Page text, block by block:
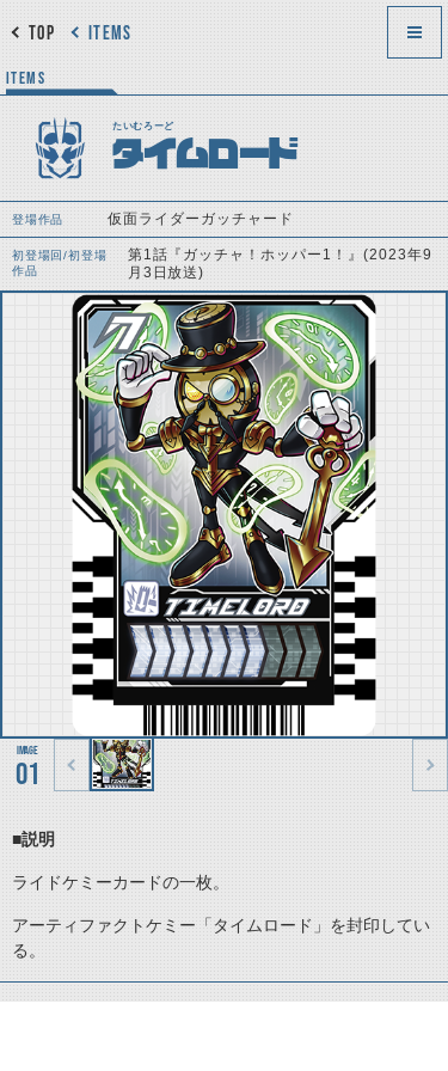
ITEMS
TOP
ITEMS
たいむろーど
タイムロード
登場作品 仮面ライダーガッチャード
初登場回/初登場
作品
第1話『ガッチャ！ホッパー1！』(2023年9
月3日放送)
01
■説明
ライドケミーカードの一枚。
アーティファクトケミー「タイムロード」を封印してい
る。